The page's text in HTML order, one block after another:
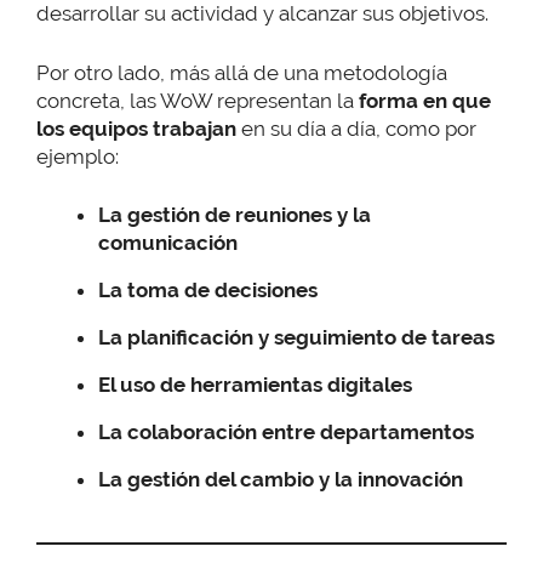
desarrollar su actividad y alcanzar sus objetivos.
Por otro lado, más allá de una metodología
concreta, las WoW representan la forma en que
los equipos trabajan en su día a día, como por
ejemplo:
La gestión de reuniones y la
comunicación
La toma de decisiones
La planificación y seguimiento de tareas
El uso de herramientas digitales
La colaboración entre departamentos
La gestión del cambio y la innovación